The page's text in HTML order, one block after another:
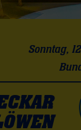
Sonntag,